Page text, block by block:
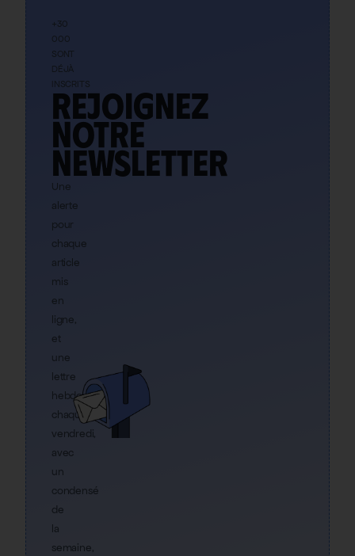
+30
000
SONT
DÉJÀ
INSCRITS
Rejoignez
notre
newsletter
Une
alerte
pour
chaque
article
mis
en
ligne,
et
une
lettre
hebdo
chaque
vendredi,
avec
un
condensé
de
la
semaine,